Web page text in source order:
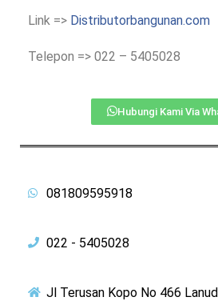
Link => Distributorbangunan.com
Telepon => 022 – 5405028
Hubungi Kami Via
081809595918
022 - 5405028
Jl Terusan Kopo No 466